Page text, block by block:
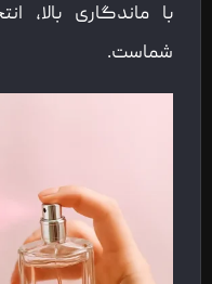
با ماندگاری بالا،
شماست.